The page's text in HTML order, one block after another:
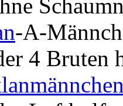
-A-
4 Bruten